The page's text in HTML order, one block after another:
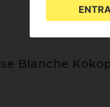
Blanche